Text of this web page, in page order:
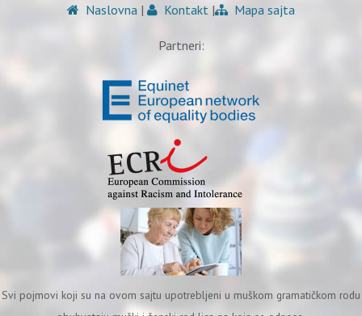
Naslovna | Kontakt | Mapa sajta
Partneri:
Svi pojmovi koji su na ovom sajtu upotrebljeni u muškom gramatičkom rodu